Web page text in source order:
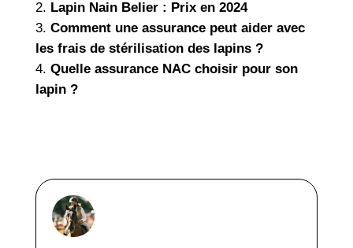
Lapin Nain Belier : Prix en 2024
Comment une assurance peut aider avec
les frais de stérilisation des lapins ?
Quelle assurance NAC choisir pour son
lapin ?